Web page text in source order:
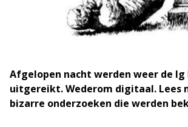
Afgelopen nacht werden weer de
uitgereikt. Wederom digitaal. Lees
bizarre onderzoeken die werden